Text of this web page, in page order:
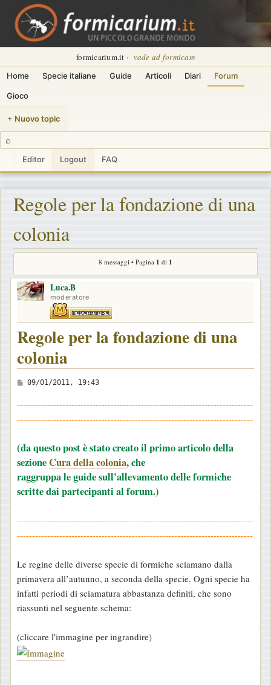
formicarium.it · vade ad formicam
Home Specie italiane Guide Articoli Diari Forum
Gioco
+ Nuovo topic
⌕
Editor Logout FAQ
🌙
Regole per la fondazione di una
colonia
8 messaggi • Pagina 1 di 1
Luca.B
moderatore
Regole per la fondazione di una
colonia
M
s
s
g
g
i
o
09/01/2011, 19:43
------------------------------------------------------------------------------
------------------------------------------------------------------------------
(da questo post è stato creato il primo articolo della
sezioneCura della colonia,che
raggruppa le guide sull'allevamento delle formiche
scritte dai partecipanti al forum.)
------------------------------------------------------------------------------
------------------------------------------------------------------------------
Le regine delle diverse specie di formiche sciamano dalla
primavera all’autunno, a seconda della specie. Ogni specie ha
infatti periodi di sciamatura abbastanza definiti, che sono
riassunti nel seguente schema:
(cliccare l'immagine per ingrandire)